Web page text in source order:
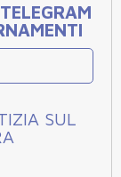
TELEGRAM
SUL